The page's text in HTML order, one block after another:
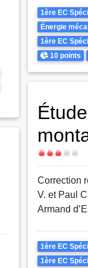
Theme
1ère EC
Énergie
1ère EC
Points
10 points
Difficulté
Correction
V. et Paul
Armand
Theme
1ère EC
1ère EC